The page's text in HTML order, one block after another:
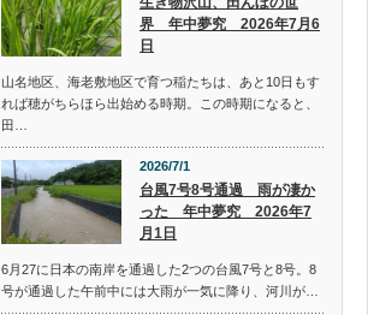
界 年中夢究 2026年7月6
日
山名地区、海老敷地区で育つ稲たちは、あと10日もす
れば穂がちらほら出始める時期。この時期になると、
田…
2026/7/1
台風7号8号通過 雨が凄か
った 年中夢究 2026年7
月1日
6月27に日本の南岸を通過した2つの台風7号と8号。8
号が通過した午前中には大雨が一気に降り、河川が…